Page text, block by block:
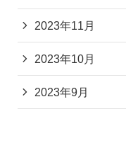
2023年11月
2023年10月
2023年9月